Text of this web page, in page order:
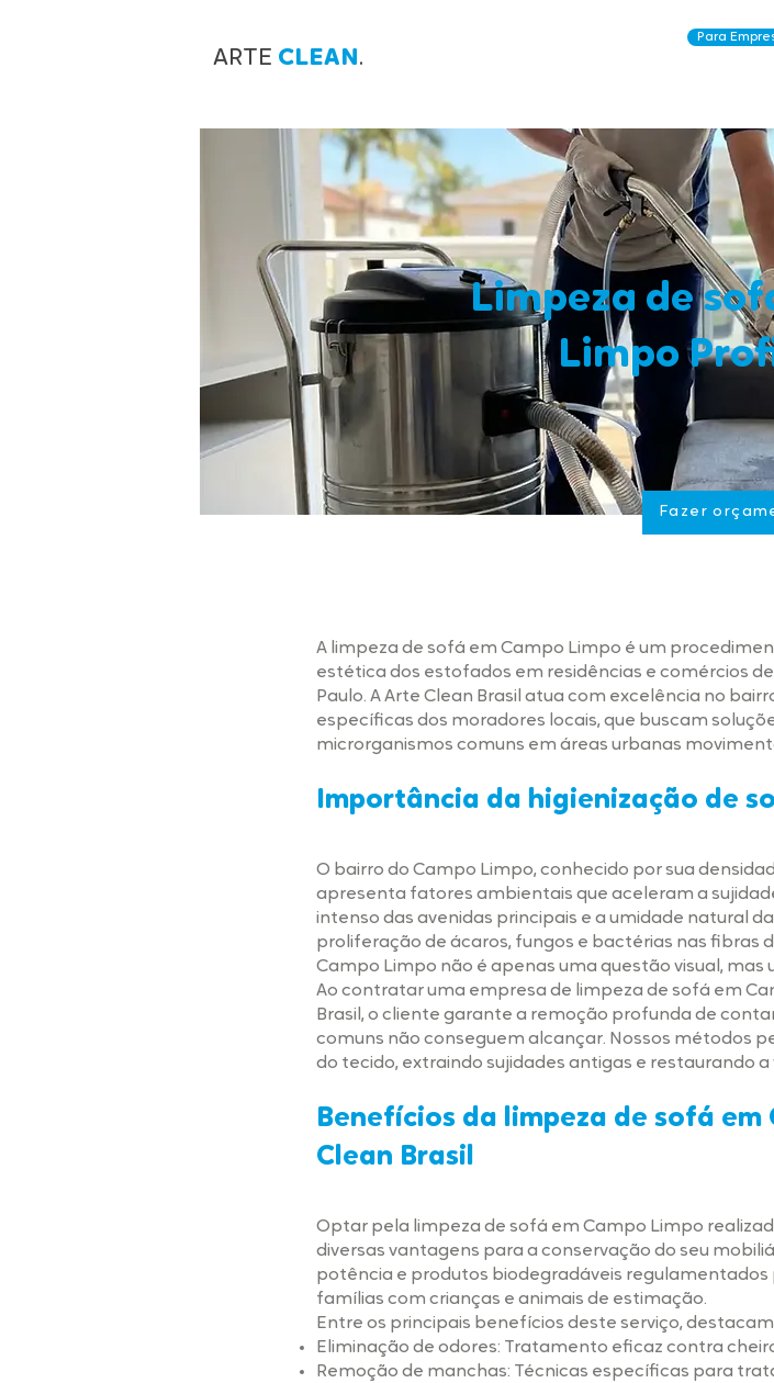
ARTE CLEAN.
Para
Limpeza de
Limpo
Fazer
A limpeza de sofá em Campo Limpo é um
estética dos estofados em residências e comércios
Paulo. A Arte Clean Brasil atua com excelência no
específicas dos moradores locais, que buscam
microrganismos comuns em áreas urbanas
Importância da higienização de
O bairro do Campo Limpo, conhecido por sua
apresenta fatores ambientais que aceleram a
intenso das avenidas principais e a umidade natural
proliferação de ácaros, fungos e bactérias nas fibras
Campo Limpo não é apenas uma questão visual,
Ao contratar uma empresa de limpeza de sofá em
Brasil, o cliente garante a remoção profunda de
comuns não conseguem alcançar. Nossos métodos
do tecido, extraindo sujidades antigas e restaurando
Benefícios da limpeza de sofá em
Clean Brasil
Optar pela limpeza de sofá em Campo Limpo
diversas vantagens para a conservação do seu
potência e produtos biodegradáveis regulamentados
famílias com crianças e animais de estimação.
Entre os principais benefícios deste serviço,
Eliminação de odores: Tratamento eficaz contra
Remoção de manchas: Técnicas específicas para